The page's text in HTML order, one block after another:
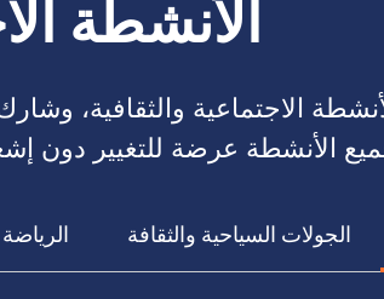
الأنشطة
الاجتماعية والثقافية،
الأنشطة عرضة للتغيير دون
الجولات السياحية والثقافة